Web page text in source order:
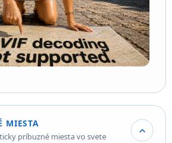
MIESTA
príbuzné miesta vo svete expand_more